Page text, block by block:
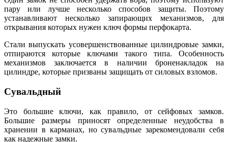
пару или лучше несколько способов защиты. Поэтому
устанавливают несколько запирающих механизмов, для
открывания которых нужен ключ формы перфокарта.
Стали выпускать усовершенствованные цилиндровые замки,
отпираются которые ключами такого типа. Особенность
механизмов заключается в наличии броненакладок на
цилиндре, которые призваны защищать от силовых взломов.
Сувальдный
Это большие ключи, как правило, от сейфовых замков.
Большие размеры приносят определенные неудобства в
хранении в карманах, но сувальдные зарекомендовали себя
как надежные замки.